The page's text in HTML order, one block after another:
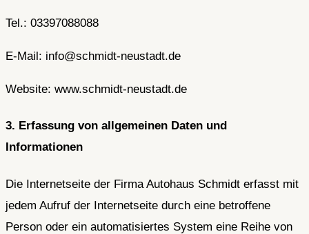
Tel.: 03397088088
E-Mail: info@schmidt-neustadt.de
Website: www.schmidt-neustadt.de
3. Erfassung von allgemeinen Daten und
Informationen
Die Internetseite der Firma Autohaus Schmidt erfasst mit
jedem Aufruf der Internetseite durch eine betroffene
Person oder ein automatisiertes System eine Reihe von